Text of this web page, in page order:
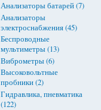
Анализаторы батарей (7)
Анализаторы
электроснабжения (45)
Беспроводные
мультиметры (13)
Виброметры (6)
Высоковольтные
пробники (2)
Гидравлика, пневматика
(122)